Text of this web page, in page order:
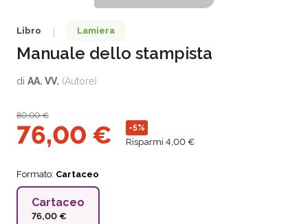
Libro Lamiera
Manuale dello stampista
di AA. VV. (Autore)
80,00€
76,00 € -5%
Risparmi 4,00 €
Formato: Cartaceo
Cartaceo
76,00 €